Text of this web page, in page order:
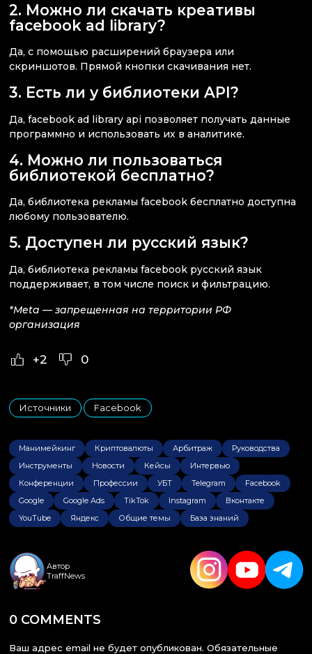
2. Можно ли скачать креативы
facebook ad library?
Да, с помощью расширений браузера или
скриншотов. Прямой кнопки скачивания нет.
3. Есть ли у библиотеки API?
Да, facebook ad library api позволяет получать данные
программно и использовать их в аналитике.
4. Можно ли пользоваться
библиотекой бесплатно?
Да, библиотека рекламы facebook бесплатно доступна
любому пользователю.
5. Доступен ли русский язык?
Да, библиотека рекламы facebook русский язык
поддерживает, в том числе поиск и фильтрацию.
*Meta — запрещенная на территории РФ
организация
+2 0
Источники
,
Facebook
Манимейкинг Криптовалюты Арбитраж
Руководства
Инструменты
Новости Кейсы
Интервью
Конференции
Профессии УБТ Telegram
Facebook
Google
Google Ads TikTok Instagram
Вконтакте
YouTube
Яндекс Общие темы База знаний
Автор
TraffNews
0 COMMENTS
Ваш адрес email не будет опубликован. Обязательные